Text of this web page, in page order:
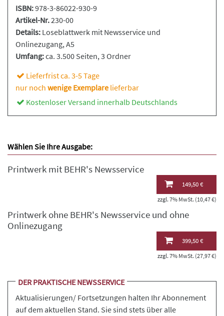
ISBN:978-3-86022-930-9
Artikel-Nr.230-00
Details: Loseblattwerk mit Newsservice und
Onlinezugang, A5
Umfang:ca. 3.500 Seiten, 3 Ordner
Lieferfrist ca. 3-5 Tage
nur noch wenige Exemplare lieferbar
Kostenloser Versand innerhalb Deutschlands
Wählen Sie Ihre Ausgabe:
Printwerk mit BEHR's Newsservice
149,50 €
zzgl. 7% MwSt. (10,47 €)
Printwerk ohne BEHR's Newsservice und ohne
Onlinezugang
399,50 €
zzgl. 7% MwSt. (27,97 €)
DER PRAKTISCHE NEWSSERVICE
Aktualisierungen/ Fortsetzungen halten Ihr Abonnement
auf dem aktuellen Stand. Sie sind stets über alle